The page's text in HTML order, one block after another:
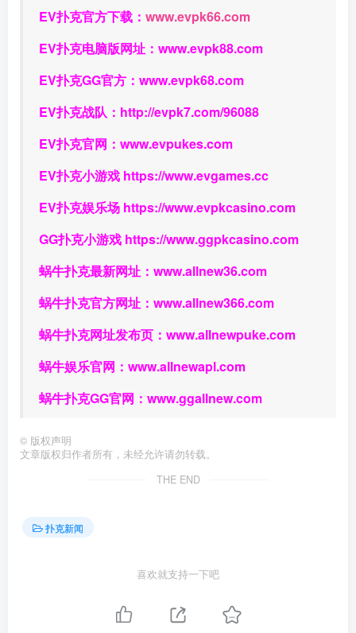
EV扑克官方下载： www.evpk66.com
EV扑克电脑版网址： www.evpk88.com
EV扑克GG官方： www.evpk68.com
EV扑克战队： http://evpk7.com/96088
EV扑克官网： www.evpukes.com
EV扑克小游戏 https://www.evgames.cc
EV扑克娱乐场 https://www.evpkcasino.com
GG扑克小游戏 https://www.ggpkcasino.com
蜗牛扑克最新网址： www.allnew36.com
蜗牛扑克官方网址： www.allnew366.com
蜗牛扑克网址发布页： www.allnewpuke.com
蜗牛娱乐官网： www.allnewapl.com
蜗牛扑克GG官网： www.ggallnew.com
© 版权声明
文章版权归作者所有，未经允许请勿转载。
THE END
扑克新闻
喜欢就支持一下吧